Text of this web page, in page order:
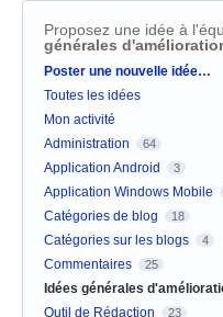
Proposez une idée à
générales
Catégories
Poster une nouvelle idée…
Toutes les idées
Mon activité
Administration
64
Application Android 3
Application Windows Mobile
Catégories de blog 18
Catégories sur les blogs 4
Commentaires 25
Idées générales
Outil de Rédaction 23